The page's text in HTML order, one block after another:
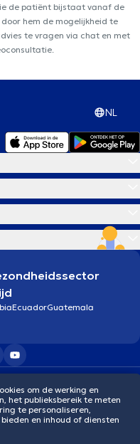
de patiënt bijstaat vanaf de
hem de mogelijkheid te
te vragen via chat en met
NL
EcuadorGuatemala
om de werking en
het publieksbereik te meten
te personaliseren,
en inhoud of diensten